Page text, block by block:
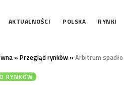
AKTUALNOŚCI POLSKA RYNKI
» Przegląd rynków » Arbitrum
RYNKÓW